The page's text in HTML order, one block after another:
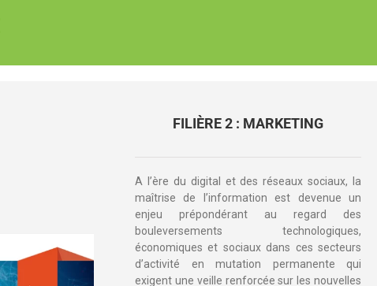
FILIÈRE 2 : MARKETING
A l’ère du digital et des réseaux sociaux, la
maîtrise de l’information est devenue un
enjeu prépondérant au regard des
bouleversements technologiques,
économiques et sociaux dans ces secteurs
d’activité en mutation permanente qui
exigent une veille renforcée sur les nouvelles